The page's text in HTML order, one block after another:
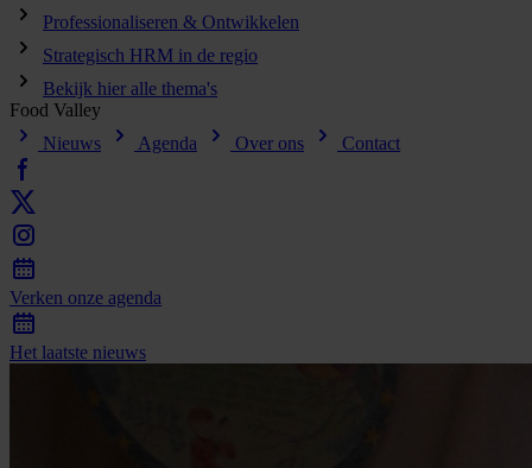
Professionaliseren & Ontwikkelen
Strategisch HRM in de regio
Bekijk hier alle thema's
Food Valley
Nieuws
Agenda Over ons Contact
Verken onze agenda
Het laatste nieuws